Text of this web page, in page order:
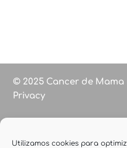
Utilizamos cookies para
© 2025 Cancer de Mama
Privacy